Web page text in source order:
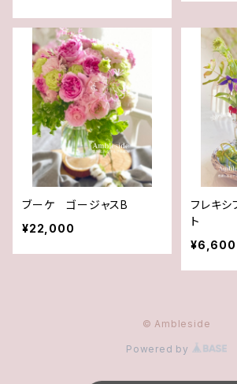
ブーケ ゴージャスB
¥22,000
フレキシ
ト
¥6,600
© Ambleside
Powered by